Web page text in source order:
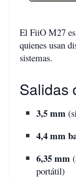
El FiiO M27 es
quienes usan
sistemas.
Salidas
3,5 mm
4,4 mm
6,35 mm
portátil)